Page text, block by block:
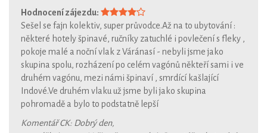
Hodnocení zájezdu:
Sešel se fajn kolektiv, super průvodce.Až na to ubytování :
některé hotely špinavé, ručníky zatuchlé i povlečení s fleky ,
pokoje malé a noční vlak z Váránasí - nebyli jsme jako
skupina spolu, rozházení po celém vagónů někteří sami i ve
druhém vagónu, mezi námi špinaví , smrdící kašlající
Indové.Ve druhém vlaku už jsme byli jako skupina
pohromadě a bylo to podstatně lepší
Komentář CK: Dobrý den,